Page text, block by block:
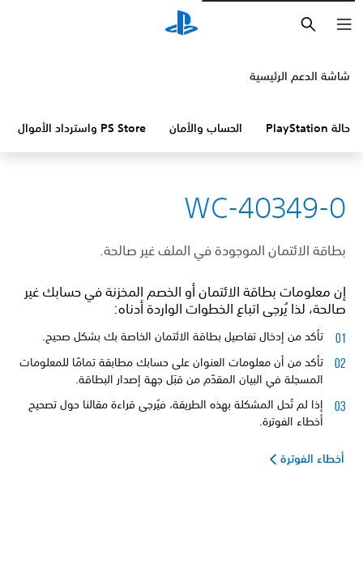
شاشة الدعم الرئيسية
حالة PlayStation الحساب والأمان PS Store واسترداد الأموال
WC-40349-0
بطاقة الائتمان الموجودة في الملف غير صالحة.
إن معلومات بطاقة الائتمان أو الخصم المخزنة في حسابك غير
صالحة، لذا يُرجى اتباع الخطوات الواردة أدناه:
تأكد من إدخال تفاصيل بطاقة الائتمان الخاصة بك بشكل صحيح.
تأكد من أن معلومات العنوان على حسابك مطابقة تمامًا للمعلومات
المسجلة في البيان المقدّم من قبَل جهة إصدار البطاقة.
إذا لم تُحل المشكلة بهذه الطريقة، فيُرجى قراءة مقالنا حول تصحيح
أخطاء الفوترة.
أخطاء الفوترة